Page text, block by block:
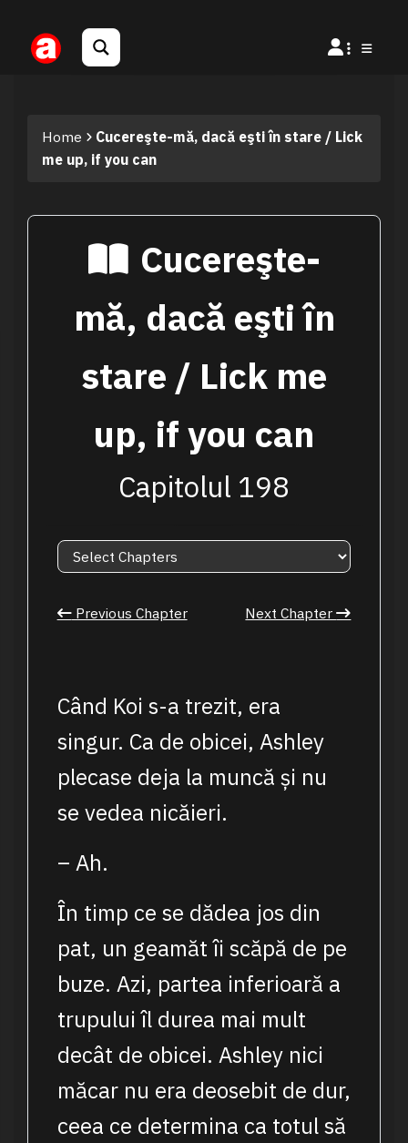
Home
Cucereşte-mă, dacă eşti în stare / Lick
me up, if you can
Cucereşte-
mă, dacă eşti în
stare / Lick me
up, if you can
Capitolul 198
Previous Chapter Next Chapter
Când Koi s-a trezit, era
singur. Ca de obicei, Ashley
plecase deja la muncă și nu
se vedea nicăieri.
– Ah.
În timp ce se dădea jos din
pat, un geamăt îi scăpă de pe
buze. Azi, partea inferioară a
trupului îl durea mai mult
decât de obicei. Ashley nici
măcar nu era deosebit de dur,
ceea ce determina ca totul să